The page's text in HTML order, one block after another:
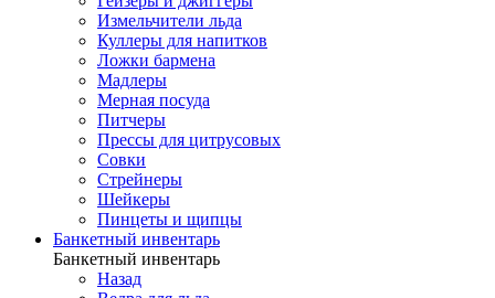
Измельчители льда
Куллеры для напитков
Ложки бармена
Мадлеры
Мерная посуда
Питчеры
Прессы для цитрусовых
Совки
Стрейнеры
Шейкеры
Пинцеты и щипцы
Банкетный инвентарь
Банкетный инвентарь
Назад